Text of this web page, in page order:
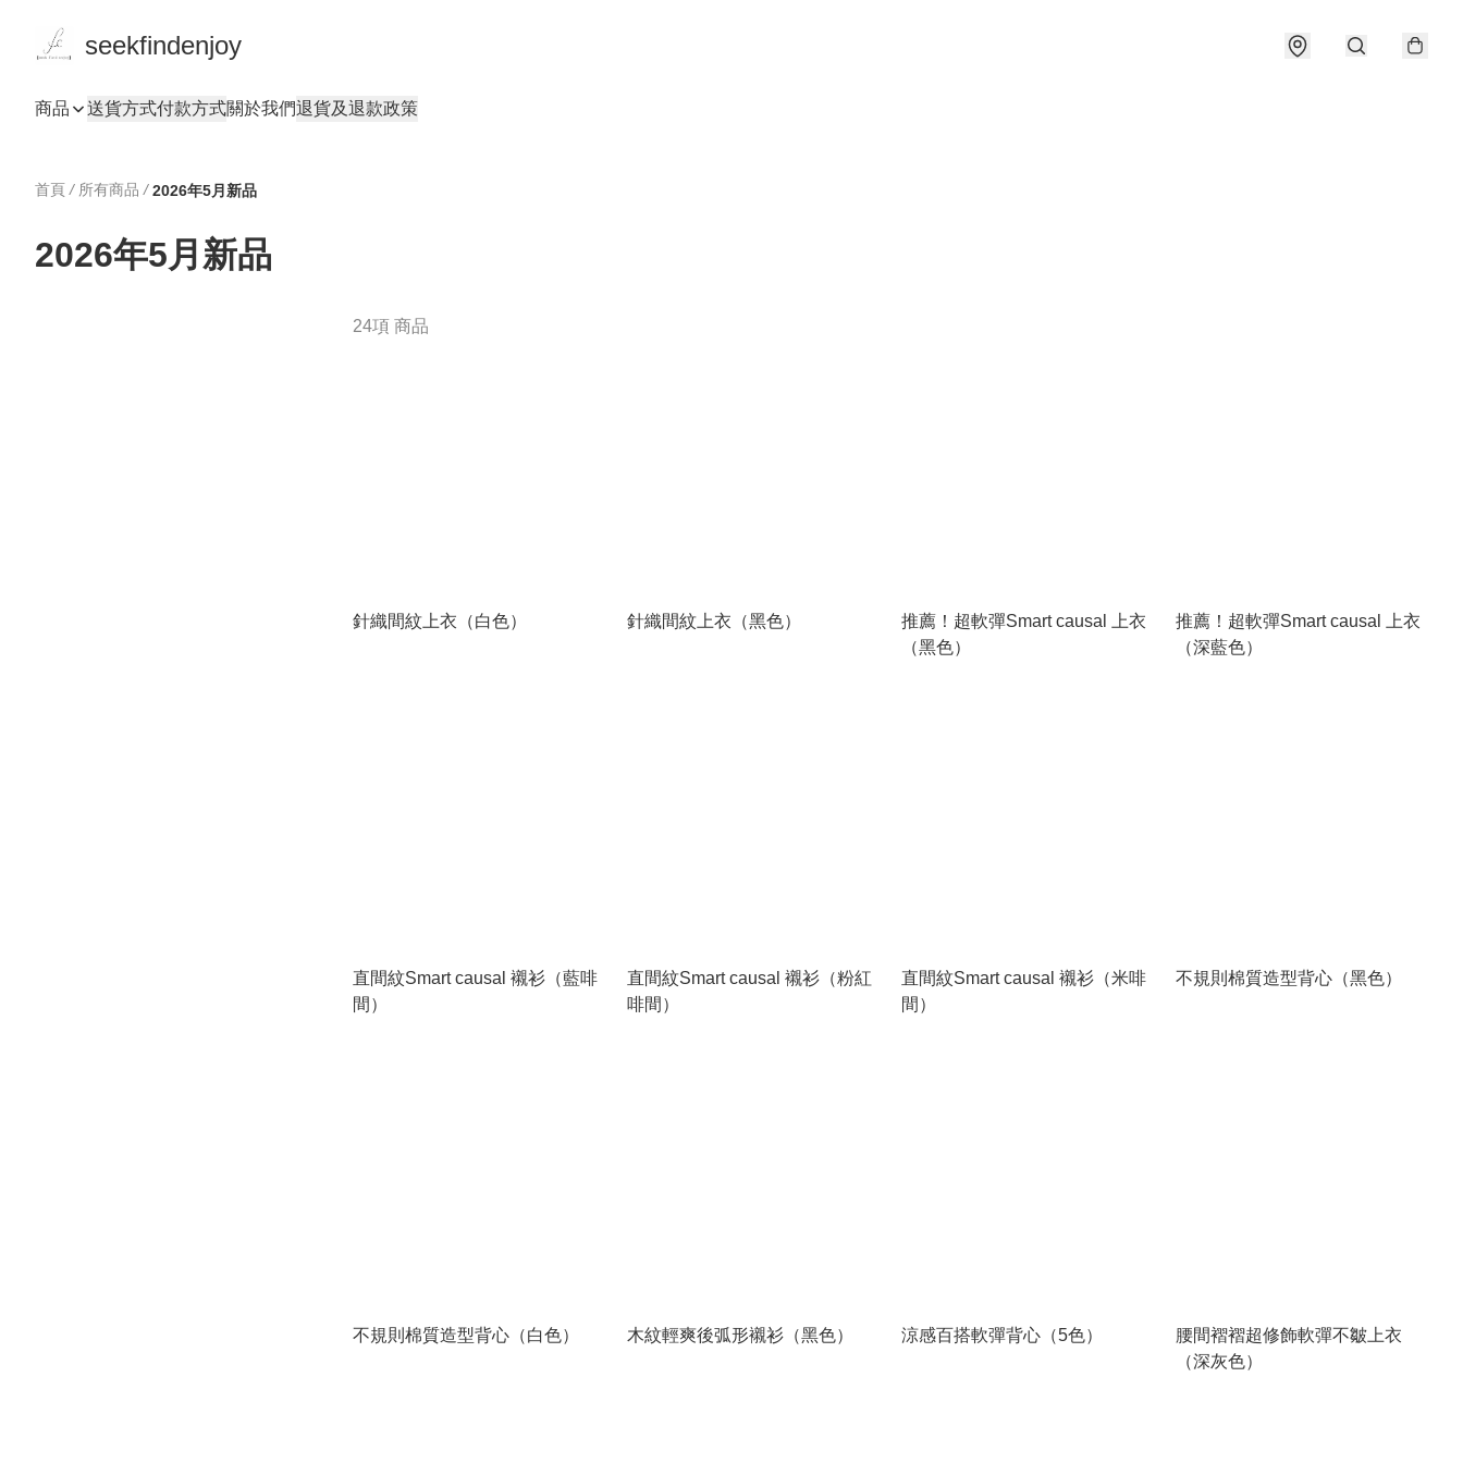
seekfindenjoy
商品 送貨方式付款方式關於我們退貨及退款政策
首頁 / 所有商品 / 2026年5月新品
2026年5月新品
24項 商品
針織間紋上衣（白色） 針織間紋上衣（黑色）
推薦！超軟彈Smart causal 上衣
（黑色）
推薦！超軟彈Smart causal 上衣
（深藍色）
直間紋Smart causal 襯衫（藍啡
間）
直間紋Smart causal 襯衫（粉紅
啡間）
直間紋Smart causal 襯衫（米啡
間）
不規則棉質造型背心（黑色）
不規則棉質造型背心（白色） 木紋輕爽後弧形襯衫（黑色） 涼感百搭軟彈背心（5色）
腰間褶褶超修飾軟彈不皺上衣
（深灰色）